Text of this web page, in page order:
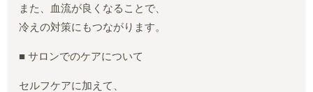
また、血流が良くなることで、
冷えの対策にもつながります。
■ サロンでのケアについて
セルフケアに加えて、